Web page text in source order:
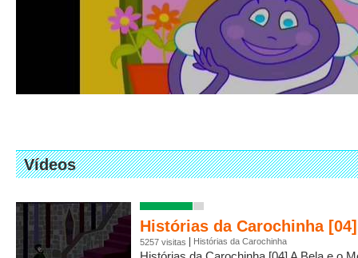
Vídeos
Histórias da Carochinha
5257 visitas Histórias da Carochinha